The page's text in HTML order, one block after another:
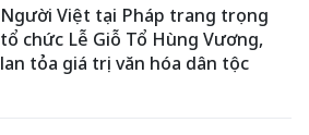
Người Việt tại Pháp trang trọng
tổ chức Lễ Giỗ Tổ Hùng Vương,
lan tỏa giá trị văn hóa dân tộc